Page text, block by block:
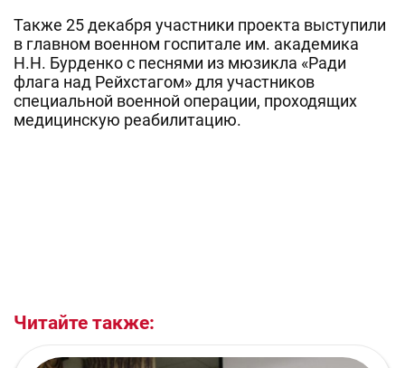
Также 25 декабря участники проекта выступили
в главном военном госпитале им. академика
Н.Н. Бурденко с песнями из мюзикла «Ради
флага над Рейхстагом» для участников
специальной военной операции, проходящих
медицинскую реабилитацию.
Читайте также: